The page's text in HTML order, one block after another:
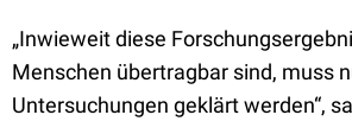
„Inwieweit diese
Menschen übertragbar sind, muss
Untersuchungen geklärt werden“,